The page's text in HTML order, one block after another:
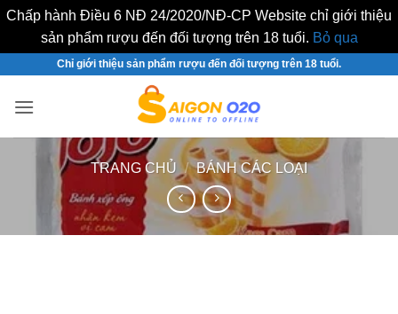
Chấp hành Điều 6 NĐ 24/2020/NĐ-CP Website chỉ giới thiệu
sản phẩm rượu đến đối tượng trên 18 tuổi. Bỏ qua
nội
Chỉ giới thiệu sản phẩm rượu đến đối tượng trên 18 tuổi.
TRANG CHỦ / BÁNH CÁC LOẠI